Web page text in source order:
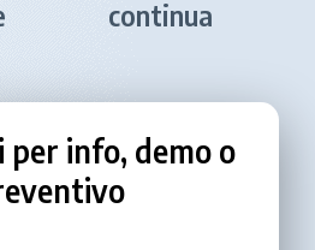
continua
per info, demo o